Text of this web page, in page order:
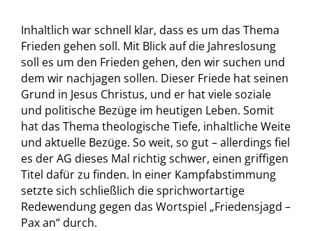
Inhaltlich war schnell klar, dass es um das Thema
Frieden gehen soll. Mit Blick auf die Jahreslosung
soll es um den Frieden gehen, den wir suchen und
dem wir nachjagen sollen. Dieser Friede hat seinen
Grund in Jesus Christus, und er hat viele soziale
und politische Bezüge im heutigen Leben. Somit
hat das Thema theologische Tiefe, inhaltliche Weite
und aktuelle Bezüge. So weit, so gut – allerdings fiel
es der AG dieses Mal richtig schwer, einen griffigen
Titel dafür zu finden. In einer Kampfabstimmung
setzte sich schließlich die sprichwortartige
Redewendung gegen das Wortspiel „Friedensjagd –
Pax an“ durch.